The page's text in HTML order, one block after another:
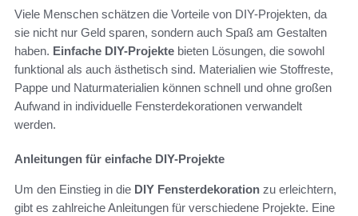
Viele Menschen schätzen die Vorteile von DIY-Projekten, da
sie nicht nur Geld sparen, sondern auch Spaß am Gestalten
haben. Einfache DIY-Projekte bieten Lösungen, die sowohl
funktional als auch ästhetisch sind. Materialien wie Stoffreste,
Pappe und Naturmaterialien können schnell und ohne großen
Aufwand in individuelle Fensterdekorationen verwandelt
werden.
Anleitungen für einfache DIY-Projekte
Um den Einstieg in die DIY Fensterdekoration zu erleichtern,
gibt es zahlreiche Anleitungen für verschiedene Projekte. Eine